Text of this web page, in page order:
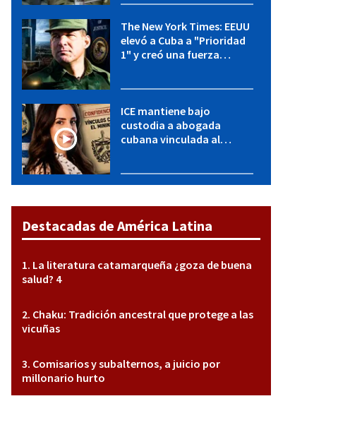
The New York Times: EEUU
elevó a Cuba a "Prioridad
1" y creó una fuerza
ICE mantiene bajo
custodia a abogada
cubana vinculada al
Destacadas de América Latina
La literatura catamarqueña ¿goza de buena
salud? 4
Chaku: Tradición ancestral que protege a las
vicuñas
Comisarios y subalternos, a juicio por
millonario hurto